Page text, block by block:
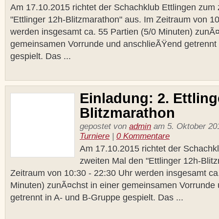
Am 17.10.2015 richtet der Schachklub Ettlingen zum
"Ettlinger 12h-Blitzmarathon" aus. Im Zeitraum von
werden insgesamt ca. 55 Partien (5/0 Minuten)
gemeinsamen Vorrunde und anschlieÃŸend
gespielt. Das ...
Einladung: 2.
Blitzmarathon
gepostet von admin am 5. Oktober
Turniere | 0 Kommentare
Am 17.10.2015 richtet der
zweiten Mal den "Ettlinger 12h-
Zeitraum von 10:30 - 22:30 Uhr werden insgesamt
Minuten) zunÃ¤chst in einer gemeinsamen Vorrunde
getrennt in A- und B-Gruppe gespielt. Das ...